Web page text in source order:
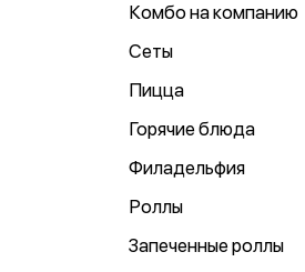
Комбо на компанию
Сеты
Пицца
Горячие блюда
Филадельфия
Роллы
Запеченные роллы